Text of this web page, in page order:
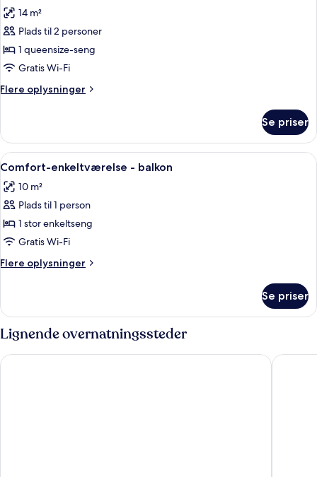
til
flod
balkon
udsigt
til
billeder
af
Comfort-
dobbeltværelse
-
balkon
14 m²
Plads til 2 personer
1 queensize-seng
Gratis Wi-Fi
Flere oplysninger
Flere
dobbeltværelse
balkon
Se priser
Indlæs
alle
billeder
af
Comfort-
enkeltværelse
-
balkon
Et moderne badeværelse med toilet,
4
Comfort-enkeltværelse - balkon
10 m²
Plads til 1 person
1 stor enkeltseng
Gratis Wi-Fi
Flere oplysninger
Flere
enkeltværelse
-
balkon
Se priser
Lignende overnatningssteder
Domus Lina Hotel